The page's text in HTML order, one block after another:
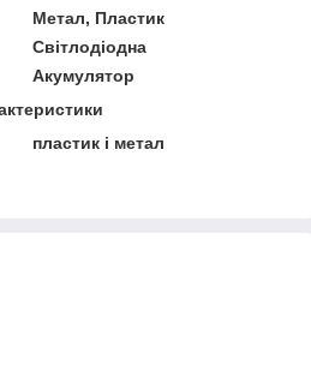
Метал, Пластик
Світлодіодна
Акумулятор
пластик і метал